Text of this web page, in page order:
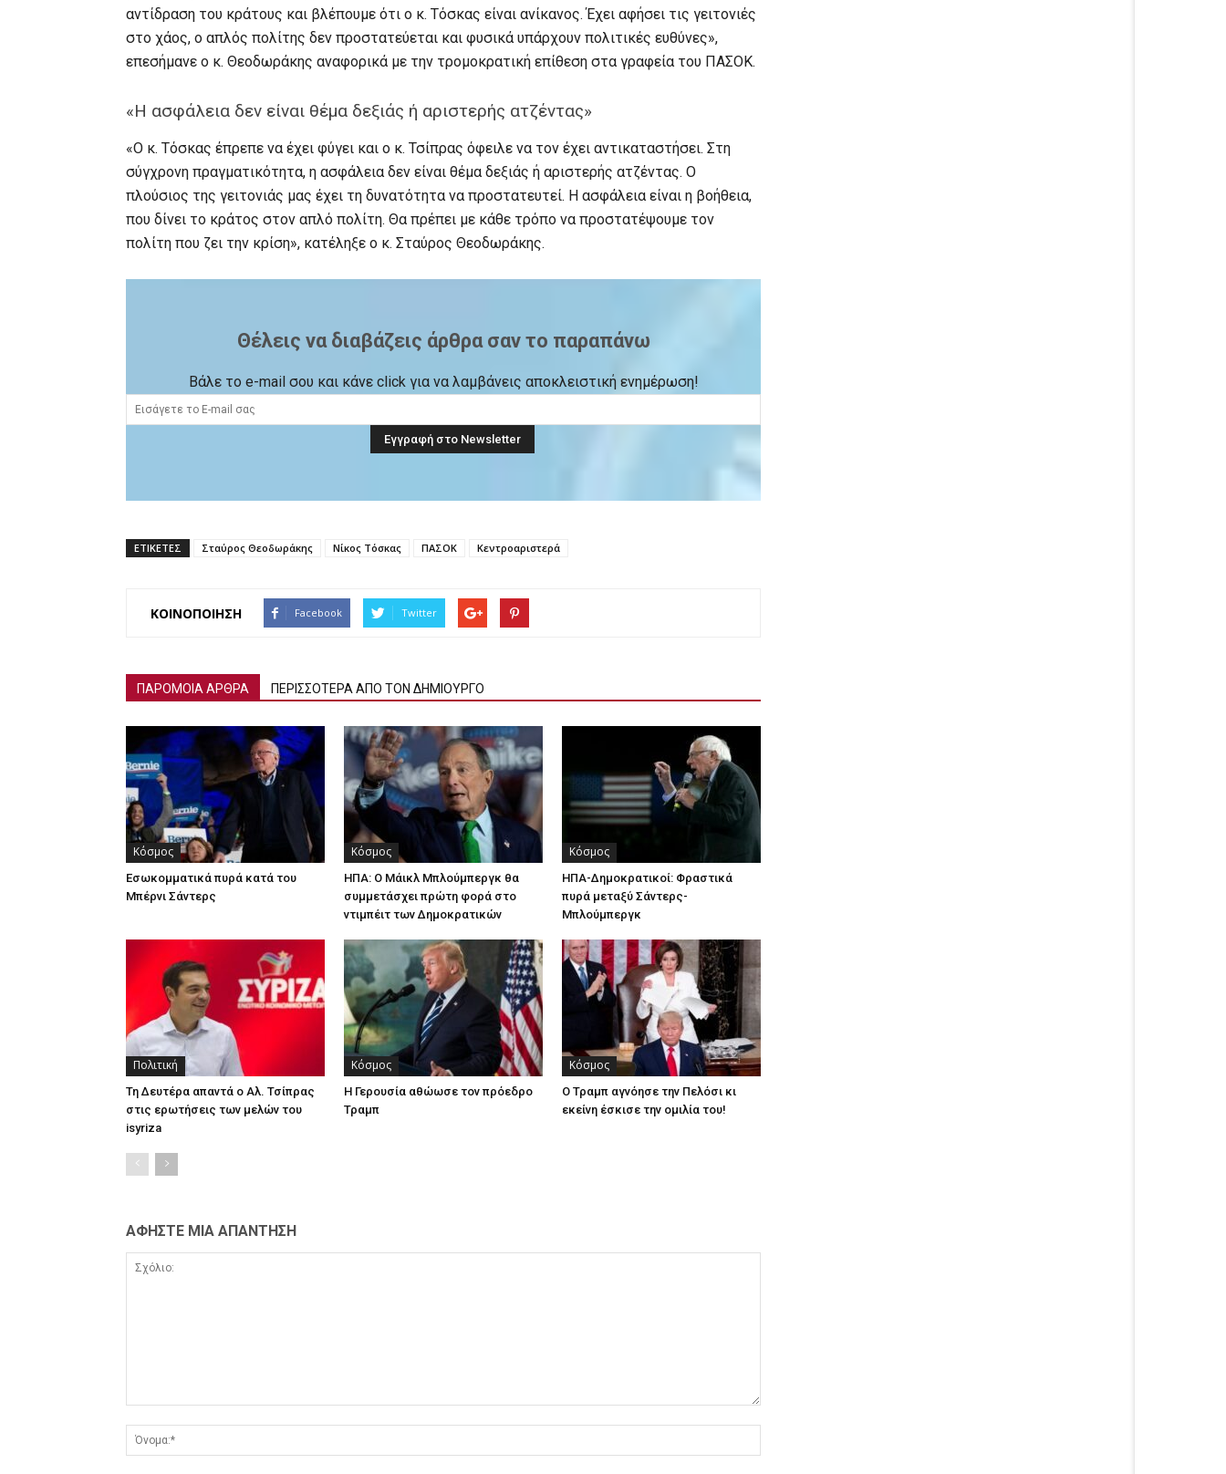
αντίδραση του κράτους και βλέπουμε ότι ο κ. Τόσκας είναι ανίκανος. Έχει αφήσει τις γειτονιές
στο χάος, ο απλός πολίτης δεν προστατεύεται και φυσικά υπάρχουν πολιτικές ευθύνες»,
επεσήμανε ο κ. Θεοδωράκης αναφορικά με την τρομοκρατική επίθεση στα γραφεία του ΠΑΣΟΚ.
«Η ασφάλεια δεν είναι θέμα δεξιάς ή αριστερής ατζέντας»
«Ο κ. Τόσκας έπρεπε να έχει φύγει και ο κ. Τσίπρας όφειλε να τον έχει αντικαταστήσει. Στη
σύγχρονη πραγματικότητα, η ασφάλεια δεν είναι θέμα δεξιάς ή αριστερής ατζέντας. Ο
πλούσιος της γειτονιάς μας έχει τη δυνατότητα να προστατευτεί. Η ασφάλεια είναι η βοήθεια,
που δίνει το κράτος στον απλό πολίτη. Θα πρέπει με κάθε τρόπο να προστατέψουμε τον
πολίτη που ζει την κρίση», κατέληξε ο κ. Σταύρος Θεοδωράκης.
Θέλεις να διαβάζεις άρθρα σαν το παραπάνω
Βάλε το e-mail σου και κάνε click για να λαμβάνεις αποκλειστική ενημέρωση!
ΕΤΙΚΕΤΕΣ Σταύρος Θεοδωράκης Νίκος Τόσκας ΠΑΣΟΚ Κεντροαριστερά
ΚΟΙΝΟΠΟΙΗΣΗ Facebook Twitter
ΠΑΡΟΜΟΙΑ ΑΡΘΡΑ ΠΕΡΙΣΣΟΤΕΡΑ ΑΠΟ ΤΟΝ ΔΗΜΙΟΥΡΓΟ
Κόσμος
Εσωκομματικά πυρά κατά του
Μπέρνι Σάντερς
Κόσμος
ΗΠΑ: Ο Μάικλ Μπλούμπεργκ θα
συμμετάσχει πρώτη φορά στο
ντιμπέιτ των Δημοκρατικών
Κόσμος
ΗΠΑ-Δημοκρατικοί: Φραστικά
πυρά μεταξύ Σάντερς-
Μπλούμπεργκ
Πολιτική
Τη Δευτέρα απαντά ο Αλ. Τσίπρας
στις ερωτήσεις των μελών του
isyriza
Κόσμος
Η Γερουσία αθώωσε τον πρόεδρο
Τραμπ
Κόσμος
Ο Τραμπ αγνόησε την Πελόσι κι
εκείνη έσκισε την ομιλία του!
ΑΦΗΣΤΕ ΜΙΑ ΑΠΑΝΤΗΣΗ